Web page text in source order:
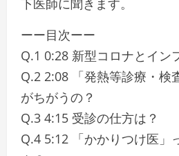
下医師に聞きます。
ーー目次ーー
Q.1 0:28 新型コロナとイン
Q.2 2:08 「発熱等診療・検
がちがうの？
Q.3 4:15 受診の仕方は？
Q.4 5:12 「かかりつけ医」